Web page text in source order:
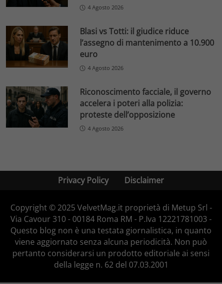
4 Agosto 2026
Blasi vs Totti: il giudice riduce
l’assegno di mantenimento a 10.900
euro
4 Agosto 2026
Riconoscimento facciale, il governo
accelera i poteri alla polizia:
proteste dell’opposizione
4 Agosto 2026
Privacy Policy Disclaimer
Copyright © 2025 VelvetMag.it proprietà di Metup Srl -
Via Cavour 310 - 00184 Roma RM - P.Iva 12221781003 -
Questo blog non è una testata giornalistica, in quanto
viene aggiornato senza alcuna periodicità. Non può
pertanto considerarsi un prodotto editoriale ai sensi
della legge n. 62 del 07.03.2001